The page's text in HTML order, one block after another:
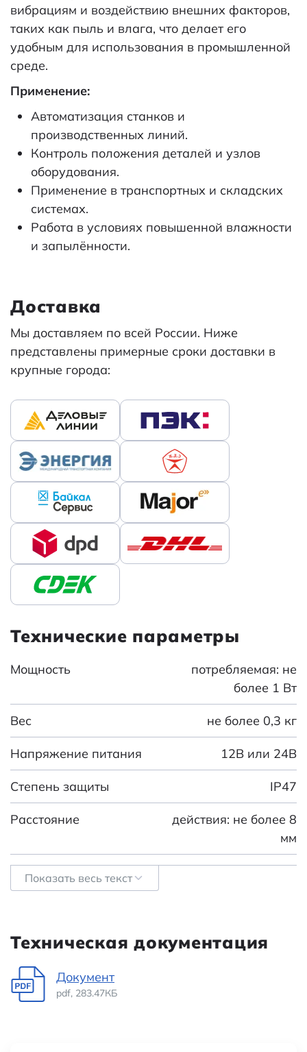
Технические параметры
Мощность
потребляемая: не
более 1 Вт
Вес не более 0,3 кг
Напряжение питания 12В или 24В
Степень защиты IP47
Расстояние
действия: не более 8
мм
Категория:
Бесконтактные
Показать весь текст
вибрациям и воздействию внешних факторов,
таких как пыль и влага, что делает его
удобным для использования в промышленной
среде.
Применение:
Автоматизация станков и
производственных линий.
Контроль положения деталей и узлов
оборудования.
Применение в транспортных и складских
системах.
Работа в условиях повышенной влажности
и запылённости.
Доставка
Мы доставляем по всей России. Ниже
представлены примерные сроки доставки в
крупные города:
Техническая документация
Документ
pdf, 283.47КБ